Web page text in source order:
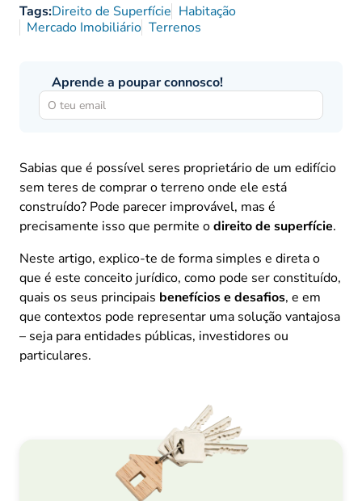
Tags:Direito de Superfície Habitação
Mercado Imobiliário Terrenos
Aprende a poupar connosco!
Sabias que é possível seres proprietário de um edifício
sem teres de comprar o terreno onde ele está
construído? Pode parecer improvável, mas é
precisamente isso que permite odireito de superfície.
Neste artigo, explico-te de forma simples e direta o
que é este conceito jurídico, como pode ser constituído,
quais os seus principais benefícios e desafios, e em
que contextos pode representar uma solução vantajosa
– seja para entidades públicas, investidores ou
particulares.